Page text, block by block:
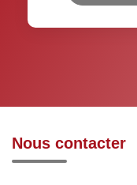
Nous contacter